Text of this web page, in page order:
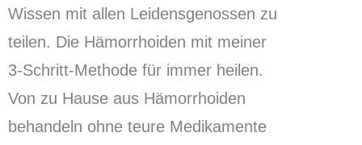
Wissen mit allen Leidensgenossen zu
teilen. Die Hämorrhoiden mit meiner
3-Schritt-Methode für immer heilen.
Von zu Hause aus Hämorrhoiden
behandeln ohne teure Medikamente